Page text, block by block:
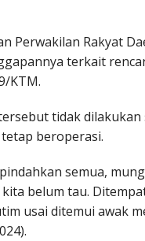
Perwakilan Rakyat
terkait
KTM.
tidak dilakukan
beroperasi.
semua,
belum tau.
usai ditemui awak